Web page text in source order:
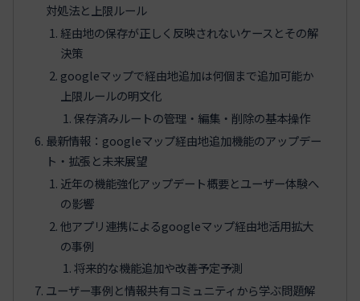
対処法と上限ルール
経由地の保存が正しく反映されないケースとその解
決策
googleマップで経由地追加は何個まで追加可能か
上限ルールの明文化
保存済みルートの管理・編集・削除の基本操作
最新情報：googleマップ経由地追加機能のアップデー
ト・拡張と未来展望
近年の機能強化アップデート概要とユーザー体験へ
の影響
他アプリ連携によるgoogleマップ経由地活用拡大
の事例
将来的な機能追加や改善予定予測
ユーザー事例と情報共有コミュニティから学ぶ問題解